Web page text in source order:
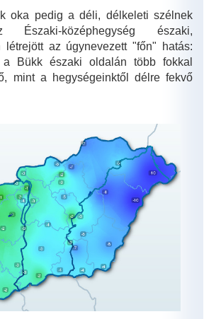
oka pedig a déli, délkeleti szélnek
Északi-középhegység északi,
létrejött az úgynevezett "főn" hatás:
Bükk északi oldalán több fokkal
mint a hegységeinktől délre fekvő